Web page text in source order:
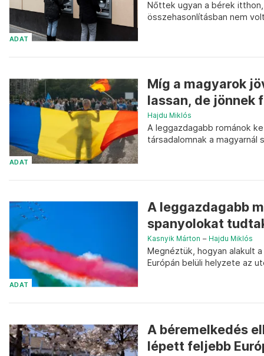
ADAT
Nőttek ugyan a bérek
összehasonlításban nem
ADAT
Míg a magyarok
lassan, de jönnek
Hajdu Miklós
A leggazdagabb románok
társadalomnak a
ADAT
A leggazdagabb
spanyolokat
Kasnyik Márton – Hajdu Miklós
Megnéztük, hogyan alakult
Európán belüli helyzete az
A béremelkedés
lépett feljebb